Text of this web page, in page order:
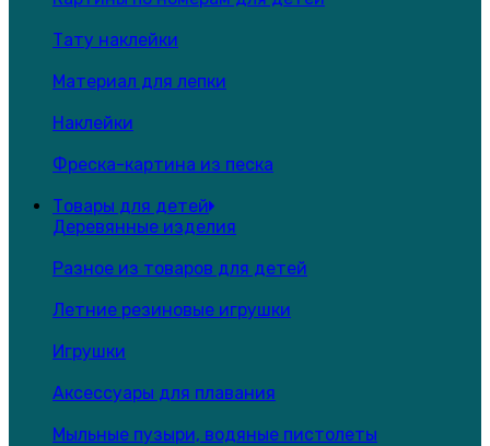
Тату наклейки
Материал для лепки
Наклейки
Фреска-картина из песка
Товары для детей
Деревянные изделия
Разное из товаров для детей
Летние резиновые игрушки
Игрушки
Аксессуары для плавания
Мыльные пузыри, водяные пистолеты